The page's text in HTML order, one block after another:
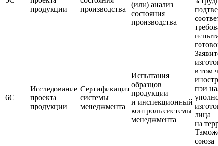
продукции
производства
(или) анализ
состояния
производства
в том
при
лица
на
союза
6С
Исследование
проекта
продукции
Сертификация
системы
менеджмента
Испытания
образцов
продукции
и инспекционный
контроль системы
менеджмента